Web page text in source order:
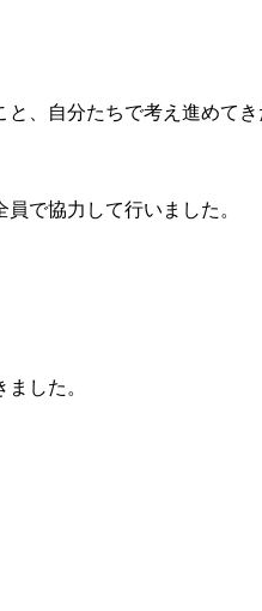
、自分たちで考え進めて
で協力して行いました。
した。